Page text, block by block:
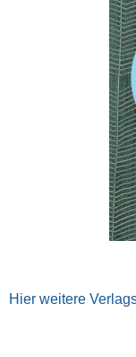
Hier weitere